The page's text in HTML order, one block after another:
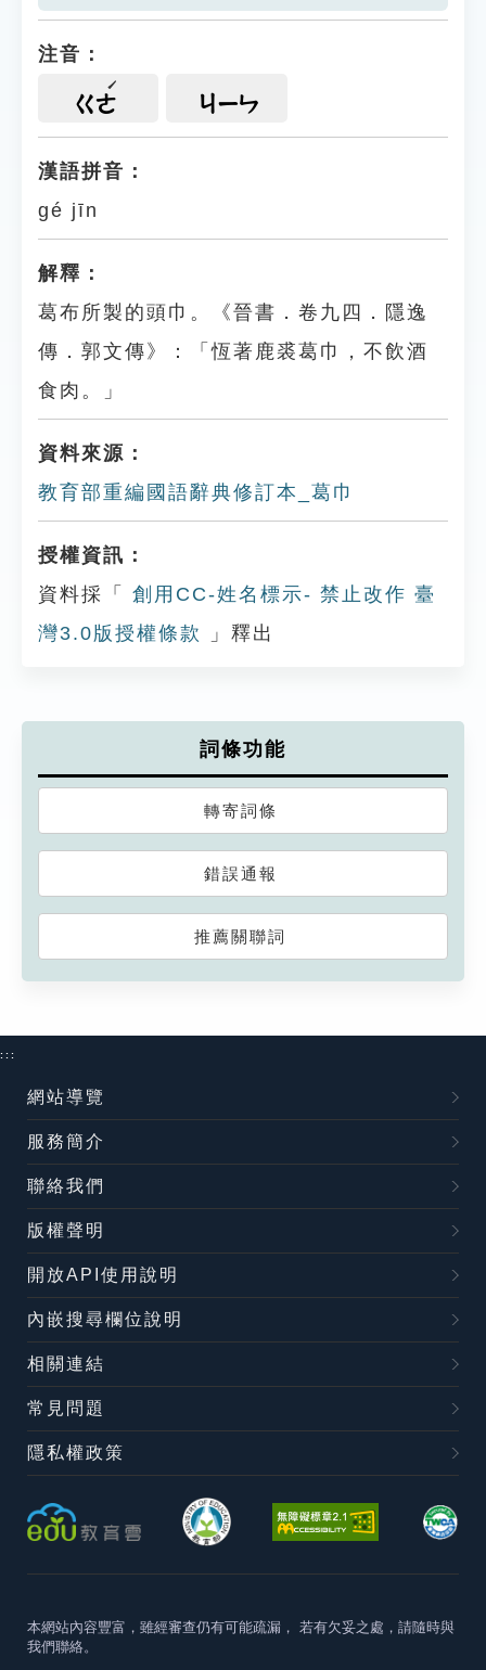
貓頭鷹博士
注音：
ㄍㄜ ㄐㄧㄣ
漢語拼音：
gé jīn
解釋：
葛布所製的頭巾。《晉書．卷九四．隱逸
傳．郭文傳》：「恆著鹿裘葛巾，不飲酒
食肉。」
資料來源：
教育部重編國語辭典修訂本_葛巾
授權資訊：
資料採「
創用CC-姓名標示- 禁止改作 臺
灣3.0版授權條款
」釋出
詞條功能
轉寄詞條
錯誤通報
推薦關聯詞
:::
網站導覽
服務簡介
聯絡我們
版權聲明
開放API使用說明
內嵌搜尋欄位說明
相關連結
常見問題
隱私權政策
本網站內容豐富，雖經審查仍有可能疏漏， 若有欠妥之處，請隨時與
我們聯絡。